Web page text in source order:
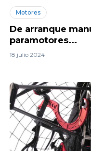
Motores
De arranque
paramotores...
18 julio 2024